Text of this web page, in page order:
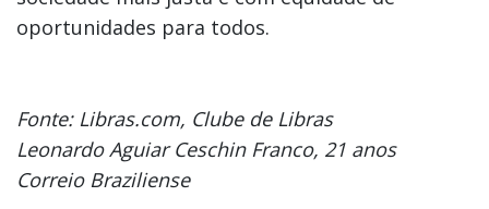
oportunidades para todos.
Fonte: Libras.com, Clube de Libras
Leonardo Aguiar Ceschin Franco, 21 anos
Correio Braziliense